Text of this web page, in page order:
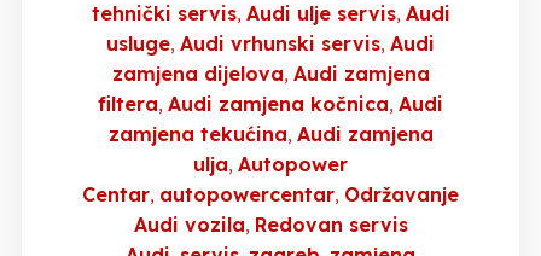
tehnički servis Audi ulje servis Audi
usluge Audi vrhunski servis Audi
zamjena dijelova Audi zamjena
filtera Audi zamjena kočnica Audi
zamjena tekućina Audi zamjena
ulja Autopower
Centar autopowercentar Održavanje
Audi vozila Redovan servis